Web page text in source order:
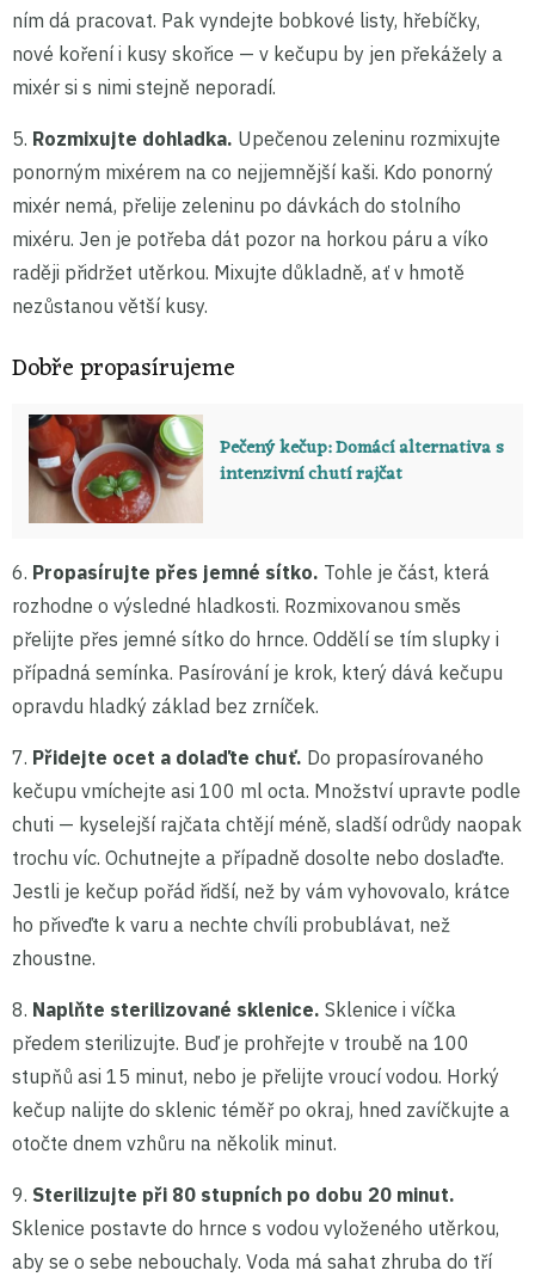
ním dá pracovat. Pak vyndejte bobkové listy, hřebíčky,
nové koření i kusy skořice — v kečupu by jen překážely a
mixér si s nimi stejně neporadí.
5. Rozmixujte dohladka. Upečenou zeleninu rozmixujte
ponorným mixérem na co nejjemnější kaši. Kdo ponorný
mixér nemá, přelije zeleninu po dávkách do stolního
mixéru. Jen je potřeba dát pozor na horkou páru a víko
raději přidržet utěrkou. Mixujte důkladně, ať v hmotě
nezůstanou větší kusy.
Dobře propasírujeme
Pečený kečup: Domácí alternativa s
intenzivní chutí rajčat
6. Propasírujte přes jemné sítko. Tohle je část, která
rozhodne o výsledné hladkosti. Rozmixovanou směs
přelijte přes jemné sítko do hrnce. Oddělí se tím slupky i
případná semínka. Pasírování je krok, který dává kečupu
opravdu hladký základ bez zrníček.
7. Přidejte ocet a dolaďte chuť. Do propasírovaného
kečupu vmíchejte asi 100 ml octa. Množství upravte podle
chuti — kyselejší rajčata chtějí méně, sladší odrůdy naopak
trochu víc. Ochutnejte a případně dosolte nebo doslaďte.
Jestli je kečup pořád řidší, než by vám vyhovovalo, krátce
ho přiveďte k varu a nechte chvíli probublávat, než
zhoustne.
8. Naplňte sterilizované sklenice. Sklenice i víčka
předem sterilizujte. Buď je prohřejte v troubě na 100
stupňů asi 15 minut, nebo je přelijte vroucí vodou. Horký
kečup nalijte do sklenic téměř po okraj, hned zavíčkujte a
otočte dnem vzhůru na několik minut.
9. Sterilizujte při 80 stupních po dobu 20 minut.
Sklenice postavte do hrnce s vodou vyloženého utěrkou,
aby se o sebe nebouchaly. Voda má sahat zhruba do tří